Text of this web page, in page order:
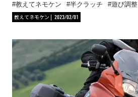
教えてネモケン 半クラッチ
遊び調整
教えてネモケン
2023/02/01